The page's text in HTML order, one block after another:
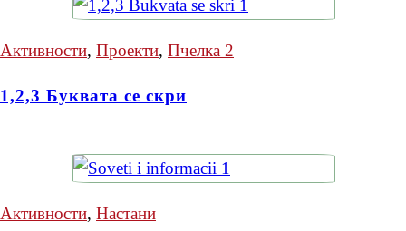
Активности, Проекти, Пчелка 2
1,2,3 Буквата се скри
Активности, Настани